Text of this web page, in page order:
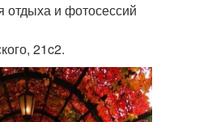
отдыха и фотосессий
21c2.